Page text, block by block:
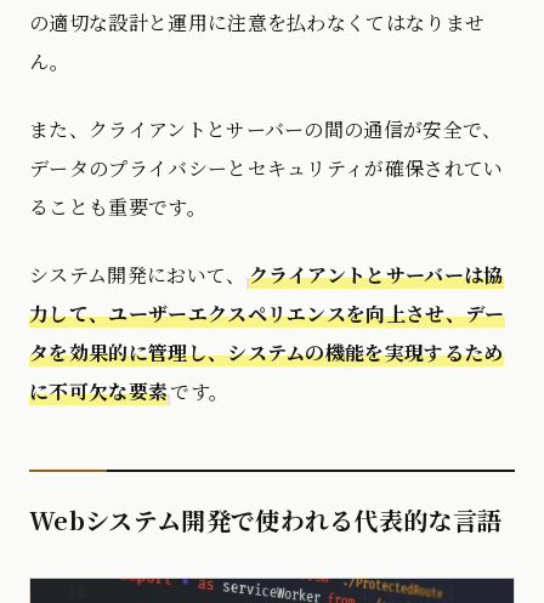
の適切な設計と運用に注意を払わなくてはなりませ
ん。
また、クライアントとサーバーの間の通信が安全で、
データのプライバシーとセキュリティが確保されてい
ることも重要です。
システム開発において、 クライアントとサーバーは協
力して、ユーザーエクスペリエンスを向上させ、デー
タを効果的に管理し、システムの機能を実現するため
に不可欠な要素です。
Webシステム開発で使われる代表的な言語